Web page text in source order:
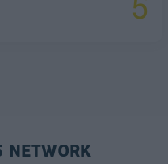
NETWORK